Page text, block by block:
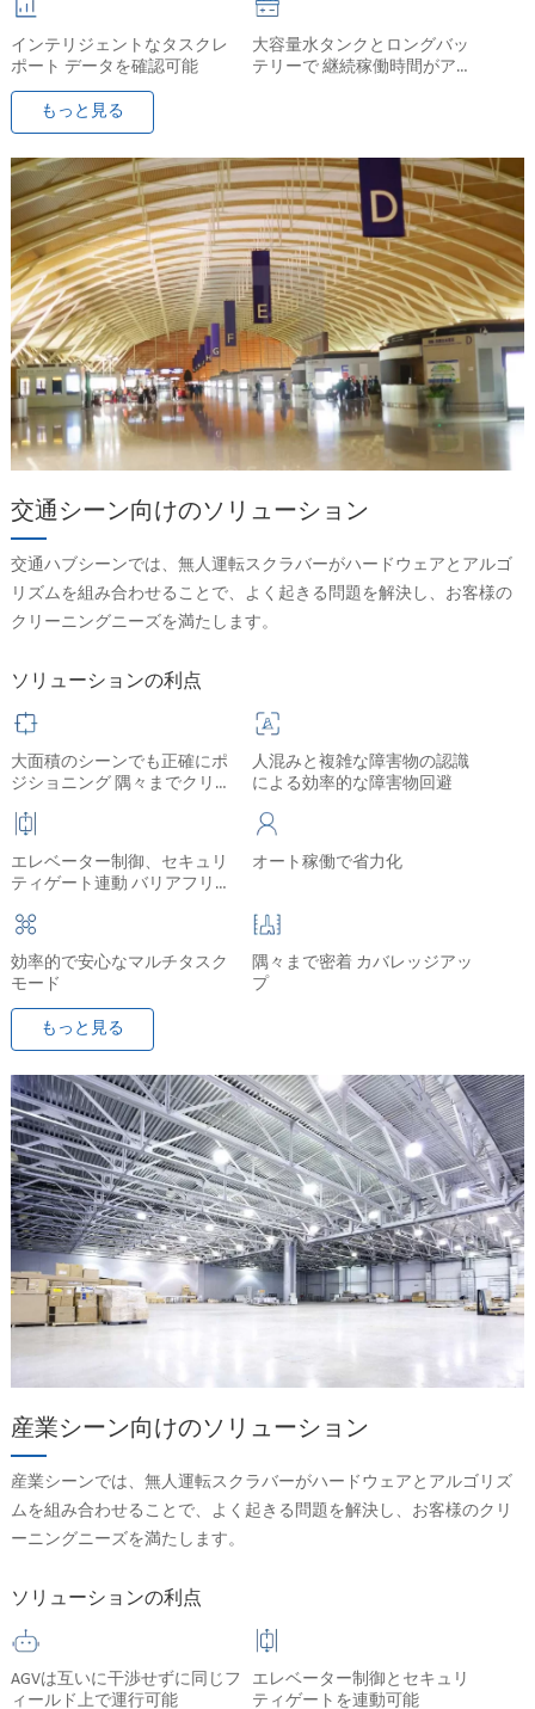
インテリジェントなタスクレ
ポート データを確認可能
大容量水タンクとロングバッ
テリーで 継続稼働時間がアッ
もっと見る
交通シーン向けのソリューション
交通ハブシーンでは、無人運転スクラバーがハードウェアとアルゴ
リズムを組み合わせることで、よく起きる問題を解決し、お客様の
クリーニングニーズを満たします。
ソリューションの利点
大面積のシーンでも正確にポ
ジショニング 隅々までクリー
人混みと複雑な障害物の認識
による効率的な障害物回避
エレベーター制御、セキュリ
ティゲート連動 バリアフリー
オート稼働で省力化
効率的で安心なマルチタスク
モード
隅々まで密着 カバレッジアッ
プ
もっと見る
産業シーン向けのソリューション
産業シーンでは、無人運転スクラバーがハードウェアとアルゴリズ
ムを組み合わせることで、よく起きる問題を解決し、お客様のクリ
ーニングニーズを満たします。
ソリューションの利点
AGVは互いに干渉せずに同じフ
ィールド上で運行可能
エレベーター制御とセキュリ
ティゲートを連動可能